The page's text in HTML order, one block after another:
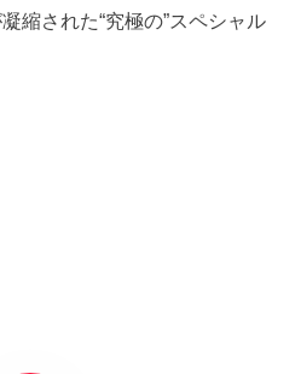
縮された“究極の”スペシャル